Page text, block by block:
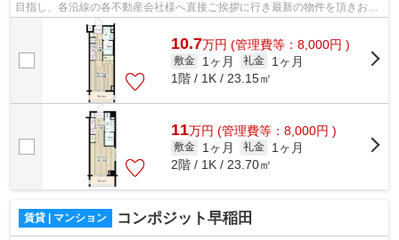
目指し、各沿線の各不動産会社様へ直接ご挨拶に行き最新の物件を頂きお客
様へ提供しております！最新の情報は...
10.7万円 (管理費等：8,000円 )
敷金 1ヶ月 礼金
1ヶ月
1階 / 1K / 23.15㎡
11万円 (管理費等：8,000円 )
敷金 1ヶ月 礼金
1ヶ月
2階 / 1K / 23.70㎡
賃貸 | マンション コンポジット早稲田